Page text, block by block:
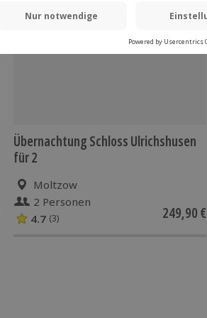
-15% CLUB DEAL
Übernachtung Schloss Ulrichshusen
für 2
Moltzow
2 Personen
4.7 (3) 249,90 €